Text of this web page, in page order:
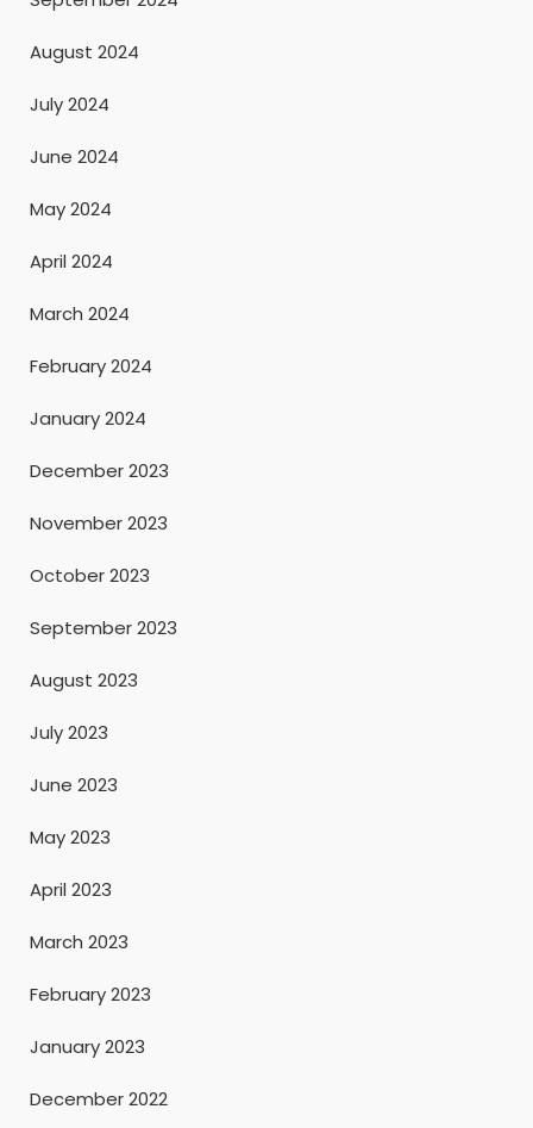
August 2024
July 2024
June 2024
May 2024
April 2024
March 2024
February 2024
January 2024
December 2023
November 2023
October 2023
September 2023
August 2023
July 2023
June 2023
May 2023
April 2023
March 2023
February 2023
January 2023
December 2022